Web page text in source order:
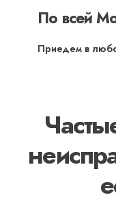
По всей
Приедем в